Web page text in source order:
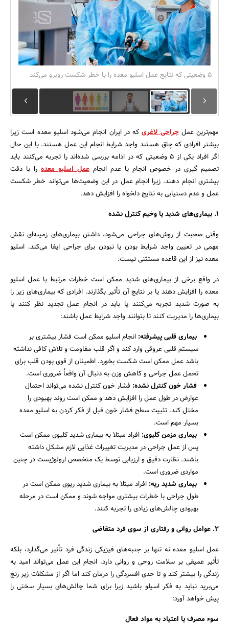
بانک، بیمه و سرمایه
مسکن و ساختمان
جستجو
5 وضعیتی که نتایج عمل اسلیو معده را با خطر شکست روبرو می‌کند
مهم‌ترین عملجراحی لاغریکه در ایران انجام می‌شود اسلیو معده است زیرا
بیشتر افرادی که چاق هستند واجد شرایط انجام این عمل هستند. با این حال
اگر افراد یکی از 5 وضعیتی که در ادامه بررسی شده‌اند را تجربه می‌کنند باید
تصمیم گیری در خصوص انجام یا عدم انجام عمل اسلیو معده را با دقت
بیشتری انجام دهند. زیرا انجام عمل در این وضعیت‌ها می‌تواند خطر شکست
عمل و عدم دستیابی به نتایج دلخواه را افزایش دهد.
1
. بیماری‌های شدید یا وخیم کنترل نشده
وقتی صحبت از روش‌های جراحی می‌شود، داشتن بیماری‌های زمینه‌ای نقش
مهمی در تعیین واجد شرایط بودن یا نبودن برای جراحی ایفا می‌کند. اسلیو
معده نیز از این قاعده مستثنی نیست.
در واقع برخی از بیماری‌های شدید ممکن است خطرات مرتبط با عمل اسلیو
معده را افزایش دهند یا بر نتایج آن تأثیر بگذارند. افرادی که بیماری‌های زیر را
به صورت شدید تجربه می‌کنند یا باید در انجام عمل تجدید نظر کنند یا
بیماری‌ها را مدیریت کنند تا بتوانند واجد شرایط عمل باشند:
بیماری قلبی پیشرفته: انجام اسلیو ممکن است فشار بیشتری بر
سیستم قلبی عروقی وارد کند و اگر قلب مقاومت و تلاش کافی نداشته
باشد عمل ممکن است شکست بخورد. اطمینان از قوی بودن قلب برای
تحمل عمل جراحی و کاهش وزن به دنبال آن واقعاً ضروری است.
فشار خون کنترل نشده: فشار خون کنترل نشده می‌تواند احتمال
عوارض در طول عمل را افزایش دهد و ممکن است روند بهبودی را
مختل کند. تثبیت سطح فشار خون قبل از فکر کردن به اسلیو معده
بسیار مهم است.
بیماری مزمن کلیوی: افراد مبتلا به بیماری شدید کلیوی ممکن است
پس از عمل جراحی در مدیریت تغییرات غذایی لازم مشکل داشته
باشند. نظارت دقیق و ارزیابی توسط یک متخصص ارولوژیست در چنین
مواردی ضروری است.
بیماری شدید ریه: افراد مبتلا به بیماری شدید ریوی ممکن است در
طول جراحی با خطرات بیشتری مواجه شوند و ممکن است در مرحله
بهبودی چالش‌های زیادی را تجربه کنند.
2
. عوامل روانی و رفتاری از سوی فرد متقاضی
عمل اسلیو معده نه تنها بر جنبه‌های فیزیکی زندگی فرد تأثیر می‌گذارد، بلکه
تأثیر عمیقی بر سلامت روحی و روانی دارد. انجام این عمل می‌تواند امید به
زندگی را بیشتر کند و تا حدی افسردگی را درمان کند اما اگر از مشکلات زیر رنج
می‌برید نباید به فکر اسیلو باشید زیرا برای شما چالش‌های بسیار سختی را
پیش خواهد آورد:
سوء مصرف یا اعتیاد به مواد فعال